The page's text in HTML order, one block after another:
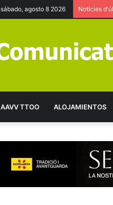
sábado, agosto 8 2026 Notícies
AAVV TTOO ALOJAMIENTOS